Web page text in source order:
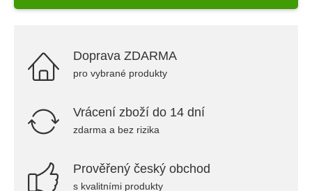
Doprava ZDARMA
pro vybrané produkty
Vrácení zboží do 14 dní
zdarma a bez rizika
Prověřený český obchod
s kvalitními produkty